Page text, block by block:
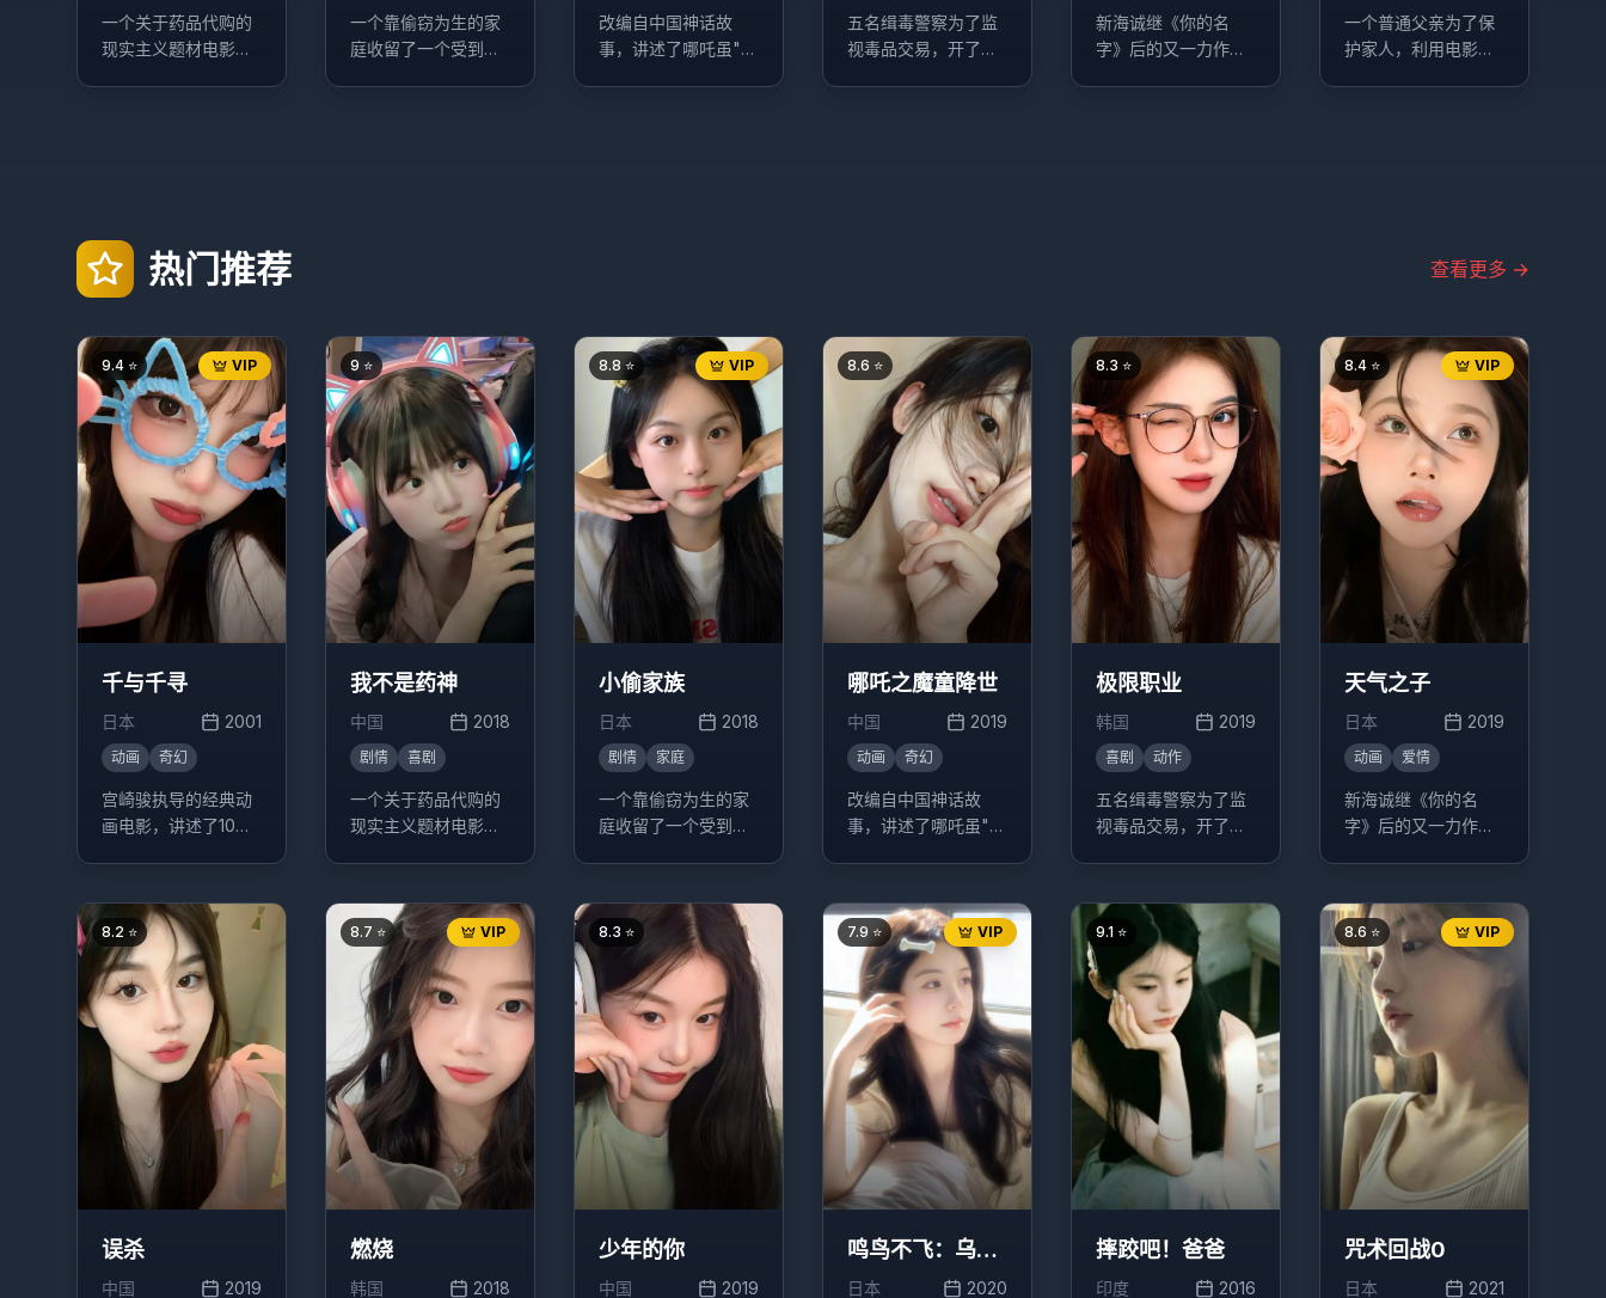
一个关于药品代购的
现实主义题材电影，
一个靠偷窃为生的家
庭收留了一个受到虐
改编自中国神话故
事，讲述了哪吒虽"生
五名缉毒警察为了监
视毒品交易，开了一
新海诚继《你的名
字》后的又一力作，
一个普通父亲为了保
护家人，利用电影知
热门推荐 查看更多 →
VIP
9.4 ⭐
千与千寻
日本 2001
动画 奇幻
宫崎骏执导的经典动
画电影，讲述了10岁
救爸爸妈妈，经历了
很多磨难的故事。
9 ⭐
我不是药神
中国 2018
剧情 喜剧
一个关于药品代购的
现实主义题材电影，
品商贩，一跃成为印
度仿制药"格列宁"独
家代理商的故事。
VIP
8.8 ⭐
小偷家族
日本 2018
剧情 家庭
一个靠偷窃为生的家
庭收留了一个受到虐
轨迹。
8.6 ⭐
哪吒之魔童降世
中国 2019
动画 奇幻
改编自中国神话故
事，讲述了哪吒虽"生
故事。
8.3 ⭐
极限职业
韩国 2019
喜剧 动作
五名缉毒警察为了监
视毒品交易，开了一
红，引发一系列搞笑
事件。
VIP
8.4 ⭐
天气之子
日本 2019
动画 爱情
新海诚继《你的名
字》后的又一力作，
奇幻爱情故事。
8.2 ⭐
误杀
中国 2019
VIP
8.7 ⭐
燃烧
韩国 2018
8.3 ⭐
少年的你
中国 2019
VIP
7.9 ⭐
鸣鸟不飞：乌云
密布
日本 2020
9.1 ⭐
摔跤吧！爸爸
印度 2016
VIP
8.6 ⭐
咒术回战0
日本 2021